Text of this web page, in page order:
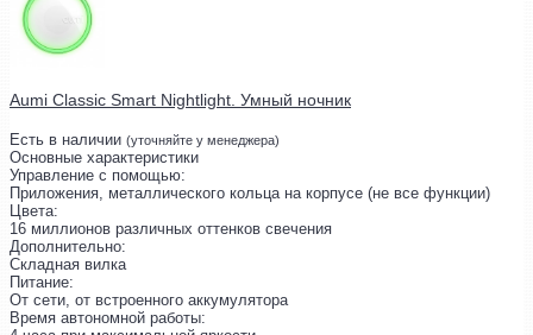
Aumi Classic Smart Nightlight. Умный ночник
Есть в наличии (уточняйте у менеджера)
Основные характеристики
Управление с помощью:
Приложения, металлического кольца на корпусе (не все функции)
Цвета:
16 миллионов различных оттенков свечения
Дополнительно:
Складная вилка
Питание:
От сети, от встроенного аккумулятора
Время автономной работы: